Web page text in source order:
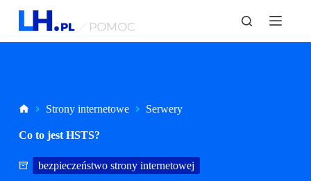
P
o
StronaStrony internetowe Serwery
Co to jest HSTS?
bezpieczeństwo strony internetowej